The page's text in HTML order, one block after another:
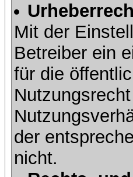
Mit der
Betreiber ein
für die
der
nicht.